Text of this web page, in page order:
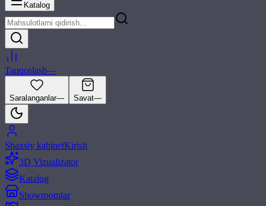
Katalog
Taqqoslash—
Saralanganlar— Savat—
Shaxsiy kabinetKirish
3D Vizualizator
Katalog
Showroomlar